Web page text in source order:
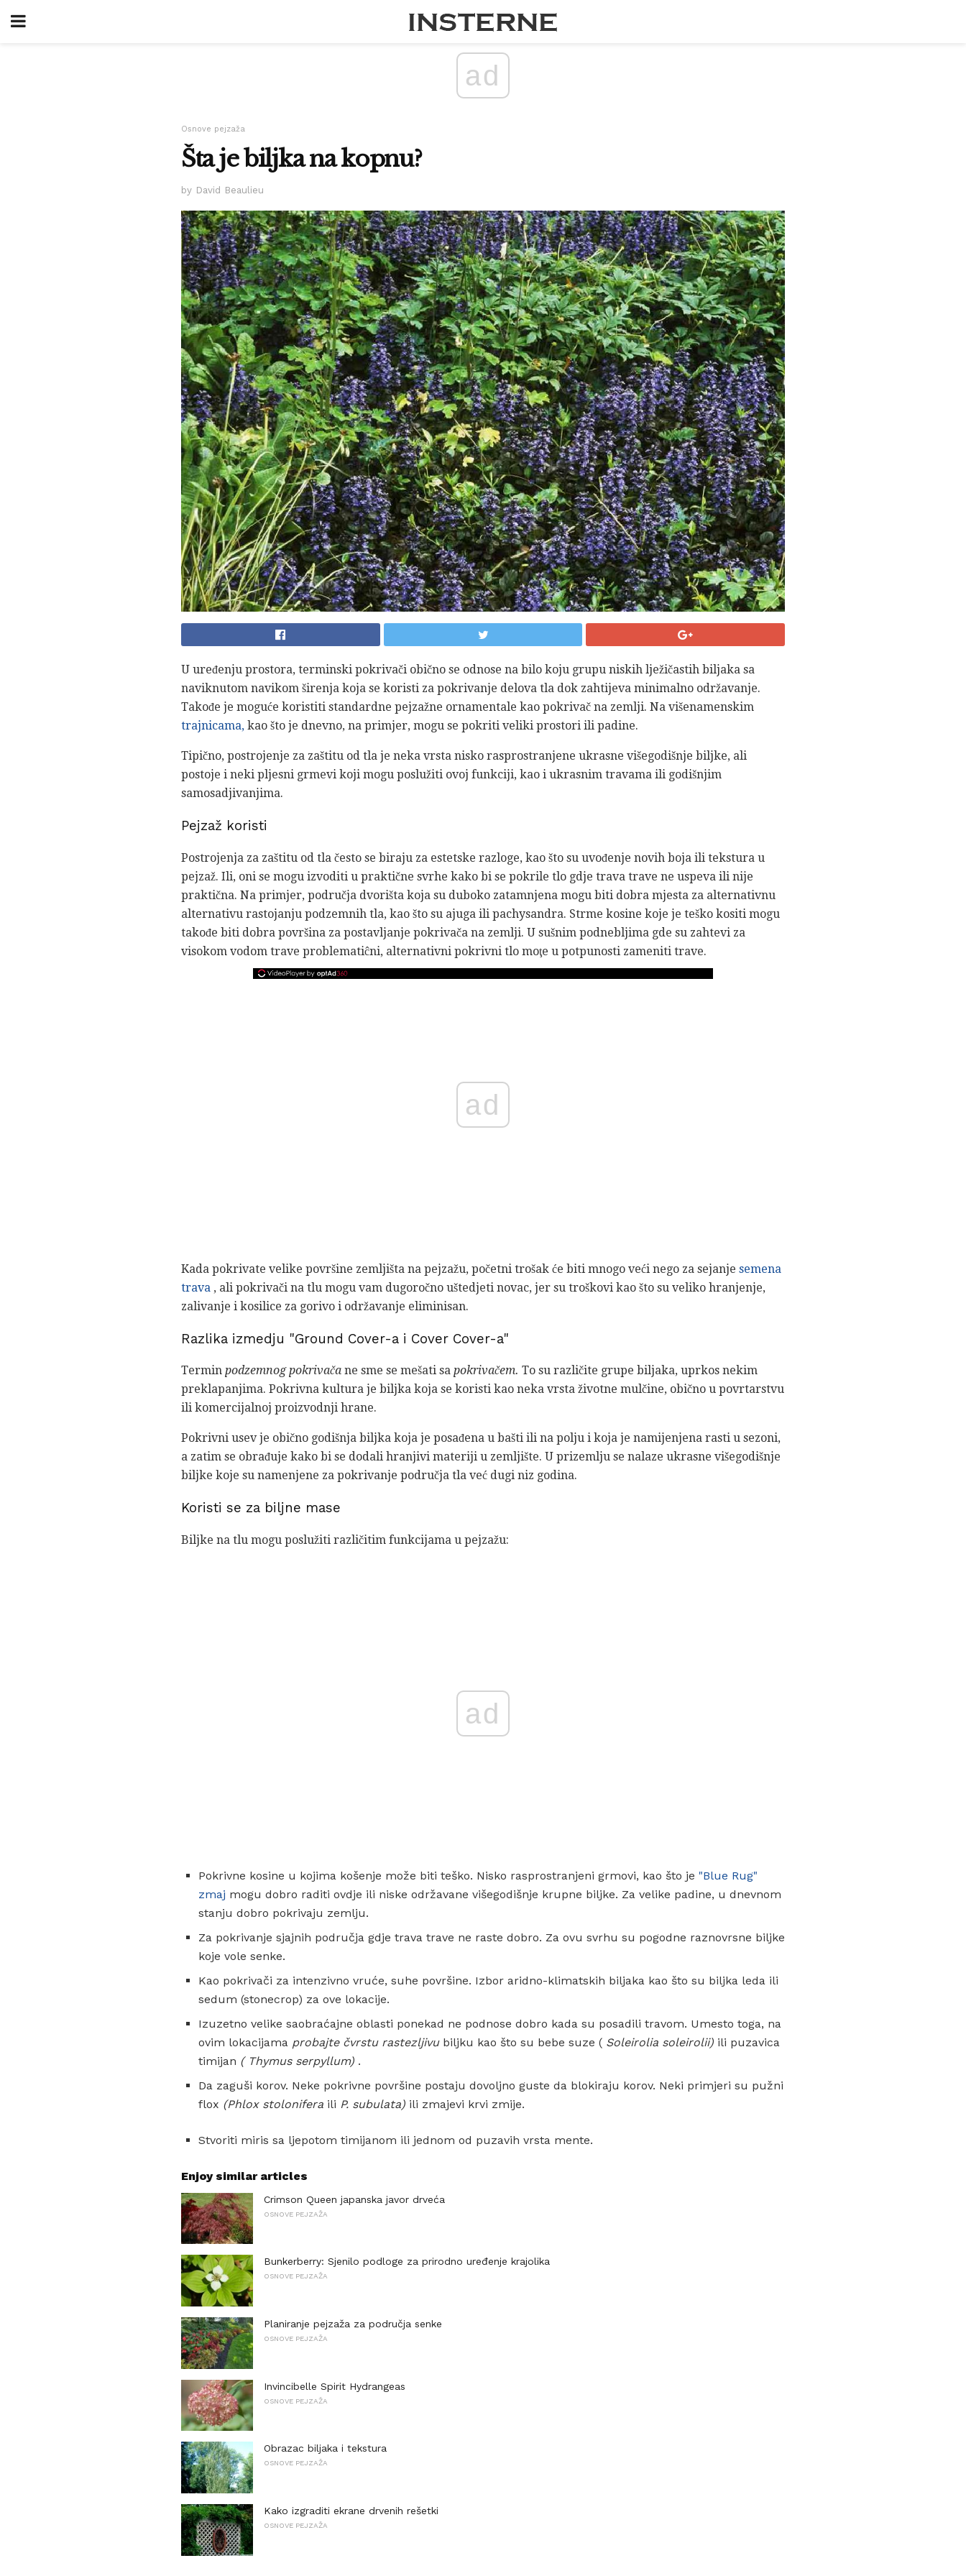
ad
Osnove pejzaža
Šta je biljka na kopnu?
by David Beaulieu
U uređenju prostora, terminski pokrivači obično se odnose na bilo koju grupu niskih lježičastih biljaka sa
naviknutom navikom širenja koja se koristi za pokrivanje delova tla dok zahtijeva minimalno održavanje.
Takođe je moguće koristiti standardne pejzažne ornamentale kao pokrivač na zemlji. Na višenamenskim
trajnicama, kao što je dnevno, na primjer, mogu se pokriti veliki prostori ili padine.
Tipično, postrojenje za zaštitu od tla je neka vrsta nisko rasprostranjene ukrasne višegodišnje biljke, ali
postoje i neki pljesni grmevi koji mogu poslužiti ovoj funkciji, kao i ukrasnim travama ili godišnjim
samosadjivanjima.
Pejzaž koristi
Postrojenja za zaštitu od tla često se biraju za estetske razloge, kao što su uvođenje novih boja ili tekstura u
pejzaž. Ili, oni se mogu izvoditi u praktične svrhe kako bi se pokrile tlo gdje trava trave ne uspeva ili nije
praktična. Na primjer, područja dvorišta koja su duboko zatamnjena mogu biti dobra mjesta za alternativnu
alternativu rastojanju podzemnih tla, kao što su ajuga ili pachysandra. Strme kosine koje je teško kositi mogu
takođe biti dobra površina za postavljanje pokrivača na zemlji. U sušnim podnebljima gde su zahtevi za
visokom vodom trave problematiĉni, alternativni pokrivni tlo moţe u potpunosti zameniti trave.
ad
Kada pokrivate velike površine zemljišta na pejzažu, početni trošak će biti mnogo veći nego za sejanje semena
trava , ali pokrivači na tlu mogu vam dugoročno uštedjeti novac, jer su troškovi kao što su veliko hranjenje,
zalivanje i kosilice za gorivo i održavanje eliminisan.
Razlika izmedju "Ground Cover-a i Cover Cover-a"
Termin podzemnog pokrivača ne sme se mešati sa pokrivačem. To su različite grupe biljaka, uprkos nekim
preklapanjima. Pokrivna kultura je biljka koja se koristi kao neka vrsta životne mulčine, obično u povrtarstvu
ili komercijalnoj proizvodnji hrane.
Pokrivni usev je obično godišnja biljka koja je posađena u bašti ili na polju i koja je namijenjena rasti u sezoni,
a zatim se obrađuje kako bi se dodali hranjivi materiji u zemljište. U prizemlju se nalaze ukrasne višegodišnje
biljke koje su namenjene za pokrivanje područja tla već dugi niz godina.
Koristi se za biljne mase
Biljke na tlu mogu poslužiti različitim funkcijama u pejzažu:
ad
Pokrivne kosine u kojima košenje može biti teško. Nisko rasprostranjeni grmovi, kao što je "Blue Rug"
zmaj mogu dobro raditi ovdje ili niske održavane višegodišnje krupne biljke. Za velike padine, u dnevnom
stanju dobro pokrivaju zemlju.
Za pokrivanje sjajnih područja gdje trava trave ne raste dobro. Za ovu svrhu su pogodne raznovrsne biljke
koje vole senke.
Kao pokrivači za intenzivno vruće, suhe površine. Izbor aridno-klimatskih biljaka kao što su biljka leda ili
sedum (stonecrop) za ove lokacije.
Izuzetno velike saobraćajne oblasti ponekad ne podnose dobro kada su posadili travom. Umesto toga, na
ovim lokacijama probajte čvrstu rastezljivubiljku kao što su bebe suze ( Soleirolia soleirolii) ili puzavica
timijan ( Thymus serpyllum) .
Da zaguši korov. Neke pokrivne površine postaju dovoljno guste da blokiraju korov. Neki primjeri su pužni
flox (Phlox stolonifera ili P. subulata) ili zmajevi krvi zmije.
Stvoriti miris sa ljepotom timijanom ili jednom od puzavih vrsta mente.
Enjoy similar articles
Crimson Queen japanska javor drveća
OSNOVE PEJZAŽA
Bunkerberry: Sjenilo podloge za prirodno uređenje krajolika
OSNOVE PEJZAŽA
Planiranje pejzaža za područja senke
OSNOVE PEJZAŽA
Invincibelle Spirit Hydrangeas
OSNOVE PEJZAŽA
Obrazac biljaka i tekstura
OSNOVE PEJZAŽA
Kako izgraditi ekrane drvenih rešetki
OSNOVE PEJZAŽA